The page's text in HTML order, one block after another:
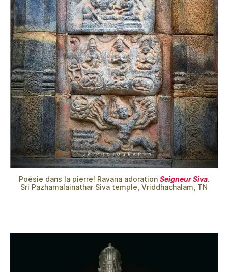
Poésie dans la pierre! Ravana adoration Seigneur Siva.
Sri Pazhamalainathar Siva temple, Vriddhachalam, TN